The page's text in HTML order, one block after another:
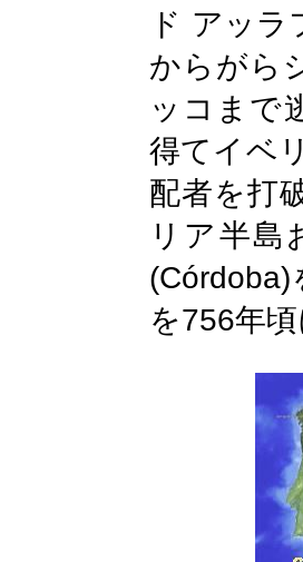
ド アッラ
からがら
ッコまで
得てイベ
配者を打
リア半島
(Córdoba)
を756年頃